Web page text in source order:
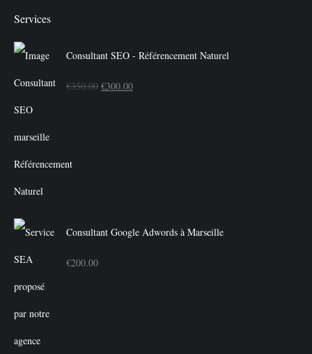
Services
Consultant SEO - Référencement Naturel
€350.00 Le
€300.00Le
Consultant Google Adwords à Marseille
€200.00